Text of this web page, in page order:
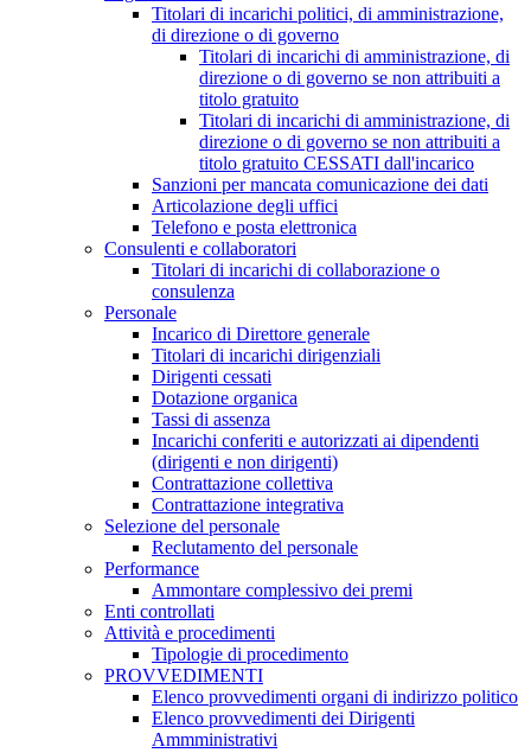
Titolari di incarichi politici, di amministrazione,
di direzione o di governo
Titolari di incarichi di amministrazione, di
direzione o di governo se non attribuiti a
titolo gratuito
Titolari di incarichi di amministrazione, di
direzione o di governo se non attribuiti a
titolo gratuito CESSATI dall'incarico
Sanzioni per mancata comunicazione dei dati
Articolazione degli uffici
Telefono e posta elettronica
Consulenti e collaboratori
Titolari di incarichi di collaborazione o
consulenza
Personale
Incarico di Direttore generale
Titolari di incarichi dirigenziali
Dirigenti cessati
Dotazione organica
Tassi di assenza
Incarichi conferiti e autorizzati ai dipendenti
(dirigenti e non dirigenti)
Contrattazione collettiva
Contrattazione integrativa
Selezione del personale
Reclutamento del personale
Performance
Ammontare complessivo dei premi
Enti controllati
Attività e procedimenti
Tipologie di procedimento
PROVVEDIMENTI
Elenco provvedimenti organi di indirizzo politico
Elenco provvedimenti dei Dirigenti
Ammministrativi